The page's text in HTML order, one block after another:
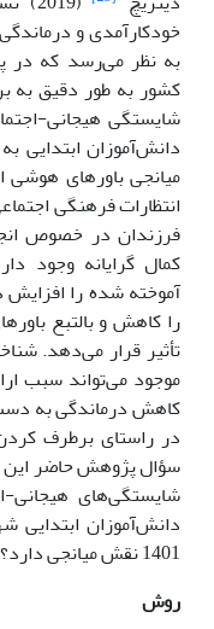
خودکارآمدی و
به نظر می‌رسد که در
کشور به طور دقیق به
شایستگی هیجانی-
دانش‌آموزان
میانجی باورهای هوشی
انتظارات فرهنگی
فرزندان در خصوص
کمال گرایانه وجود
آموخته شده را
را کاهش و بالتبع
تأثیر قرار می‌دهد.
موجود می‌تواند سبب
کاهش درماندگی به
در راستای برطرف
سؤال پژوهش حاضر این
شایستگی‌های
1401 نقش میانجی دارد؟
روش